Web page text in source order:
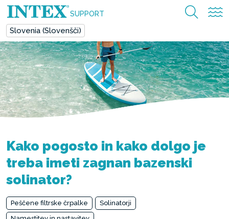
SUPPORT
Slovenia (Slovenšči)
Kako pogosto in kako dolgo je
treba imeti zagnan bazenski
solinator?
Peščene filtrske črpalke
Solinatorji